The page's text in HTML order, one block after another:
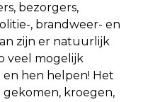
bezorgers,
, brandweer- en
zijn er natuurlijk
veel mogelijk
hen helpen! Het
gekomen, kroegen,